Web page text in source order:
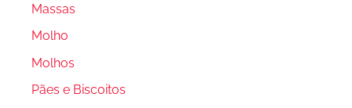
Massas
Molho
Molhos
Pães e Biscoitos